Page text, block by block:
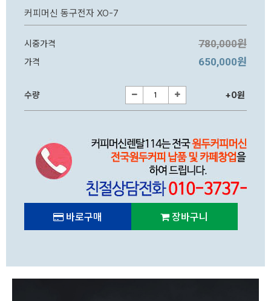
커피머신 동구전자 XO-7
시중가격 780,000원
가격 650,000원
수량 +0원
바로구매 장바구니